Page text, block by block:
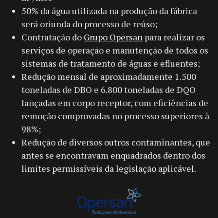
50% da água utilizada na produção da fábrica
será oriunda do processo de reúso;
Contratação do Grupo Opersan para realizar os
serviços de operação e manutenção de todos os
sistemas de tratamento de águas e efluentes;
Redução mensal de aproximadamente 1.500
toneladas de DBO e 6.800 toneladas de DQO
lançadas em corpo receptor, com eficiências de
remoção comprovadas no processo superiores à
98%;
Redução de diversos outros contaminantes, que
antes se encontravam enquadrados dentro dos
limites permissíveis da legislação aplicável.